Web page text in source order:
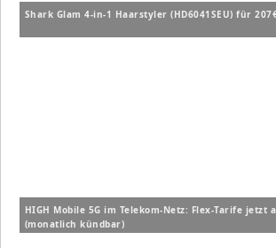
Shark Glam 4-in-1 Haarstyler (HD6041SEU) für
HIGH Mobile 5G im Telekom-Netz: Flex-Tarife jetzt
(monatlich kündbar)